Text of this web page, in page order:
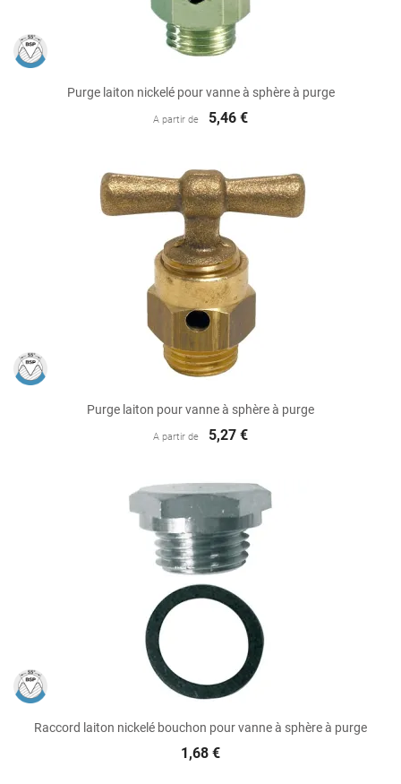
Purge laiton nickelé pour vanne à sphère à purge
A partir de 5,46 €
Purge laiton pour vanne à sphère à purge
A partir de 5,27 €
Raccord laiton nickelé bouchon pour vanne à sphère à purge
1,68 €